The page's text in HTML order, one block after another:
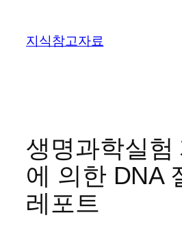
지식참고자료
생명과학실험
에 의한 DNA
레포트